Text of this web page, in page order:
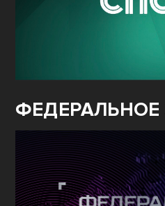
ФЕДЕРАЛЬНОЕ